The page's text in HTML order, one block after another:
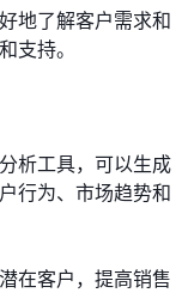
地了解客户需求和
支持。
析工具，可以生成
行为、市场趋势和
在客户，提高销售